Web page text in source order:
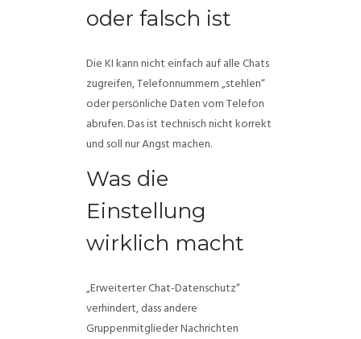
oder falsch ist
Die KI kann nicht einfach auf alle Chats
zugreifen, Telefonnummern „stehlen“
oder persönliche Daten vom Telefon
abrufen. Das ist technisch nicht korrekt
und soll nur Angst machen.
Was die
Einstellung
wirklich macht
„Erweiterter Chat-Datenschutz“
verhindert, dass andere
Gruppenmitglieder Nachrichten